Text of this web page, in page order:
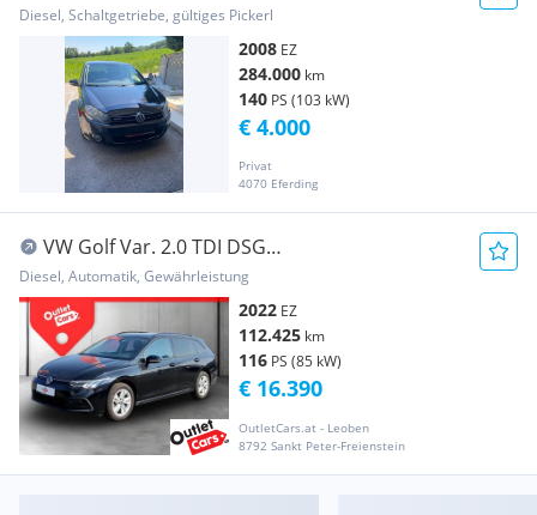
Diesel, Schaltgetriebe, gültiges Pickerl
2008 EZ
284.000 km
140 PS (103 kW)
Privat
4070 Eferding
€ 4.000
VW Golf Var. 2.0 TDI DSG
ASSIST+LED+NAVI+RADAR+LM
Diesel, Automatik, Gewährleistung
2022 EZ
112.425 km
116 PS (85 kW)
OutletCars.at - Leoben
8792 Sankt Peter-Freienstein
€ 16.390